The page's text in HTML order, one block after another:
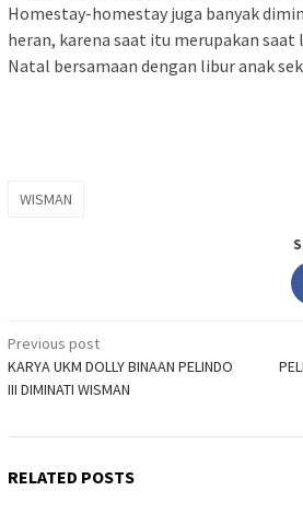
Homestay-homestay juga banyak
heran, karena saat itu merupakan
Natal bersamaan dengan libur anak
WISMAN
Post
navigation
Previous post
KARYA UKM DOLLY BINAAN PELINDO
III DIMINATI WISMAN
RELATED POSTS